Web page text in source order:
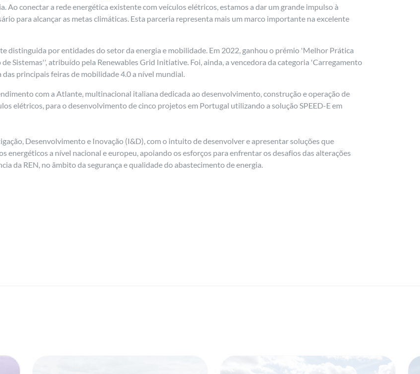
conectar a rede energética existente com veículos elétricos, estamos a dar um grande impulso à
para alcançar as metas climáticas. Esta parceria representa mais um marco importante na excelente
distinguida por entidades do setor da energia e mobilidade. Em 2022, ganhou o prémio 'Melhor Prática
Sistemas'', atribuído pela Renewables Grid Initiative. Foi, ainda, a vencedora da categoria 'Carregamento
principais feiras de mobilidade 4.0 a nível mundial.
com a Atlante, multinacional italiana dedicada ao desenvolvimento, construção e operação de
elétricos, para o desenvolvimento de cinco projetos em Portugal utilizando a solução SPEED-E em
Desenvolvimento e Inovação (I&D), com o intuito de desenvolver e apresentar soluções que
energéticos a nível nacional e europeu, apoiando os esforços para enfrentar os desafios das alterações
da REN, no âmbito da segurança e qualidade do abastecimento de energia.